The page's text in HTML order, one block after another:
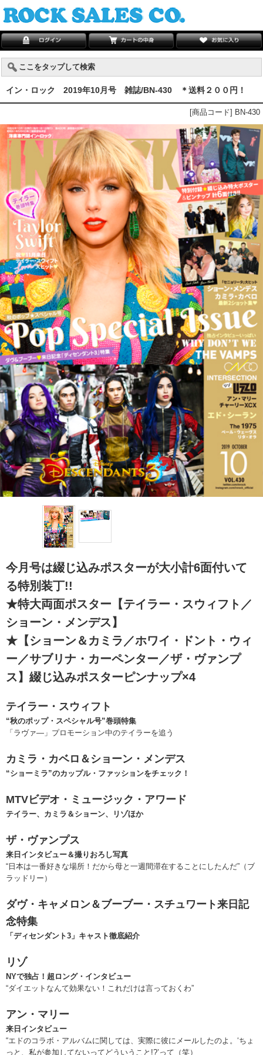
ここをタップして検索
イン・ロック 2019年10月号 雑誌/BN-430 ＊送料２００円！
[商品コード] BN-430
今月号は綴じ込みポスターが大小計6面付いて
る特別装丁!!
★特大両面ポスター【テイラー・スウィフト／
ショーン・メンデス】
★【ショーン＆カミラ／ホワイ・ドント・ウィ
ー／サブリナ・カーペンター／ザ・ヴァンプ
ス】綴じ込みポスターピンナップ×4
テイラー・スウィフト
“秋のポップ・スペシャル号”巻頭特集
「ラヴァ―」プロモーション中のテイラーを追う
カミラ・カベロ＆ショーン・メンデス
“ショーミラ”のカップル・ファッションをチェック！
MTVビデオ・ミュージック・アワード
テイラー、カミラ＆ショーン、リゾほか
ザ・ヴァンプス
来日インタビュー＆撮りおろし写真
“日本は一番好きな場所！だから母と一週間滞在することにしたんだ”（ブ
ラッドリー）
ダヴ・キャメロン＆ブーブー・スチュワート来日記
念特集
「ディセンダント3」キャスト徹底紹介
リゾ
NYで独占！超ロング・インタビュー
“ダイエットなんて効果ない！これだけは言っておくわ”
アン・マリー
来日インタビュー
“エドのコラボ・アルバムに関しては、実際に彼にメールしたのよ。‘ちょ
っと、私が参加してないってどういうこと!?’って（笑）